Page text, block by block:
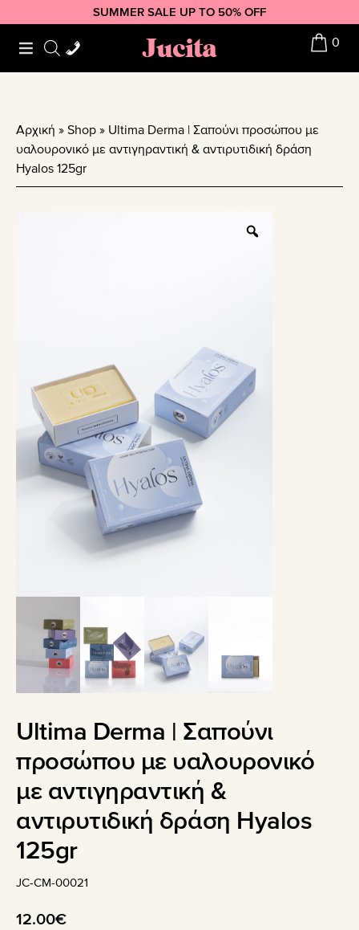
to
primary
to
main
to
footer
SUMMER SALE UP TO 50% OFF
Jucita 0
Αρχική » Shop » Ultima Derma | Σαπούνι προσώπου με
υαλουρονικό με αντιγηραντική & αντιρυτιδική δράση
Ηyalos 125gr
Ultima Derma | Σαπούνι
προσώπου με υαλουρονικό
με αντιγηραντική &
αντιρυτιδική δράση Ηyalos
125gr
JC-CM-00021
12.00€